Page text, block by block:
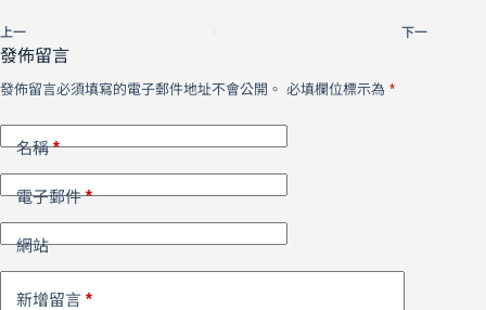
上一 下一
發佈留言
發佈留言必須填寫的電子郵件地址不會公開。 必填欄位標示為 *
名稱*
電子郵件*
網站
新增留言 *